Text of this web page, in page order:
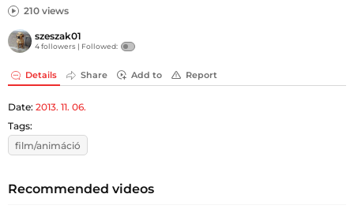
210 views
szeszak01
4 followers | Followed:
Details Share Add to Report
Date: 2013. 11. 06.
Tags:
film/animáció
Recommended videos